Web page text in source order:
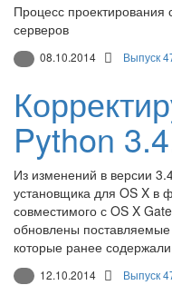
Процесс проектирования
серверов
08.10.2014 Выпуск
Python
Из изменений в версии
установщика для OS X в
совместимого с OS X
обновлены
которые ранее
12.10.2014 Выпуск